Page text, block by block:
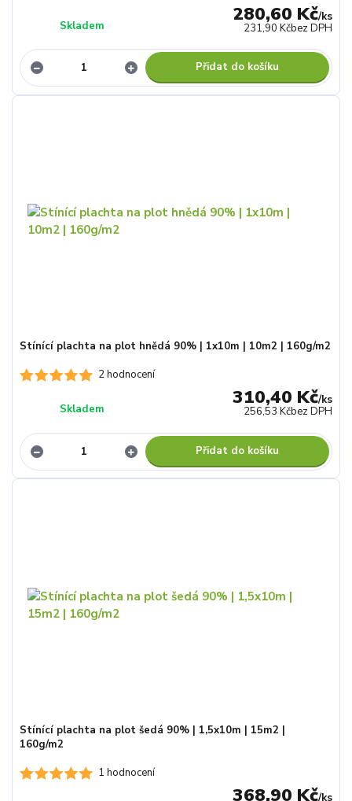
280,60 Kč/ks
231,90 Kčbez DPH
Skladem
Přidat do košíku
2 hodnocení
Stínící plachta na plot hnědá 90% | 1x10m | 10m2 | 160g/m2
310,40 Kč/ks
256,53 Kčbez DPH
Skladem
Přidat do košíku
1 hodnocení
Stínící plachta na plot šedá 90% | 1,5x10m | 15m2 |
160g/m2
368,90 Kč/ks